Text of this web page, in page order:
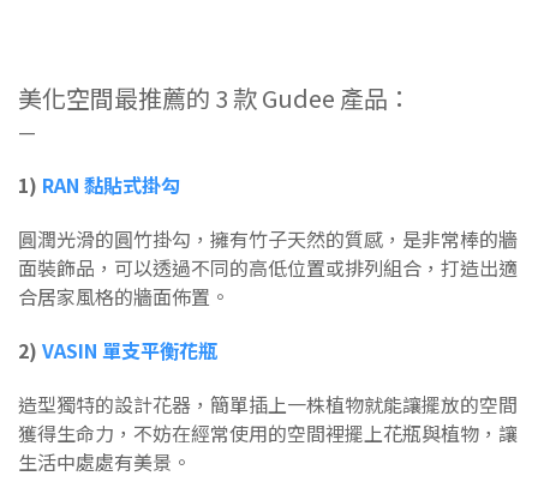
美化空間最推薦的 3 款 Gudee 產品：
—
1) RAN 黏貼式掛勾
圓潤光滑的圓竹掛勾，擁有竹子天然的質感，是非常棒的牆
面裝飾品，可以透過不同的高低位置或排列組合，打造出適
合居家風格的牆面佈置。
2) VASIN 單支平衡花瓶
造型獨特的設計花器，簡單插上一株植物就能讓擺放的空間
獲得生命力，不妨在經常使用的空間裡擺上花瓶與植物，讓
生活中處處有美景。